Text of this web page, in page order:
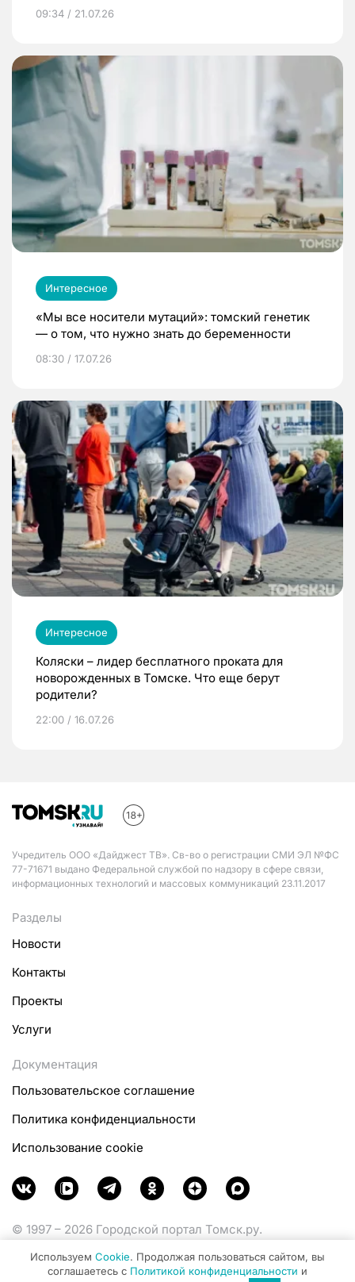
09:34 / 21.07.26
Интересное
«Мы все носители мутаций»: томский генетик
— о том, что нужно знать до беременности
08:30 / 17.07.26
Интересное
Коляски – лидер бесплатного проката для
новорожденных в Томске. Что еще берут
родители?
22:00 / 16.07.26
Учредитель ООО «Дайджест ТВ». Св-во о регистрации СМИ ЭЛ №ФС
77-71671 выдано Федеральной службой по надзору в сфере связи,
информационных технологий и массовых коммуникаций 23.11.2017
Разделы
Новости
Контакты
Проекты
Услуги
Документация
Пользовательское соглашение
Политика конфиденциальности
Использование cookie
© 1997 – 2026 Городской портал Томск.ру.
Министерства цифрового развития, связи и массовых
Используем Cookie. Продолжая пользоваться сайтом, вы
соглашаетесь с Политикой конфиденциальности и